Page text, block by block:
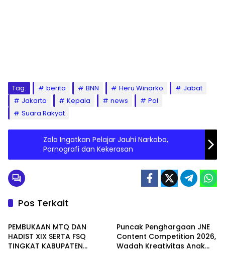
Tag: berita BNN Heru Winarko
Jabat
Jakarta
Kepala news
Pol
Suara Rakyat
Zola Ingatkan Pelajar Jauhi Narkoba,
Pornografi dan Kekerasan
Pos Terkait
Seruyan
PEMBUKAAN MTQ DAN
HADIST XIX SERTA FSQ
TINGKAT KABUPATEN
Puncak Penghargaan JNE
Content Competition 2026,
Wadah Kreativitas Anak
WAHANA PEMERINTAHAN